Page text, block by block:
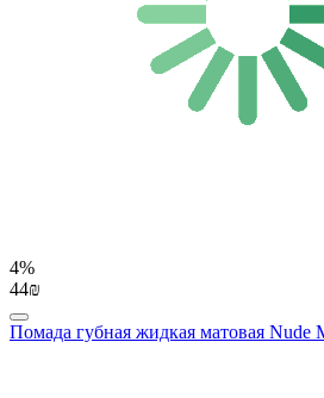
4%
44₪
Помада губная жидкая матовая Nude